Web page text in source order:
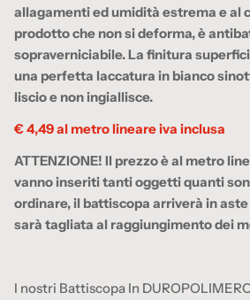
allagamenti ed umidità estrema e al
prodotto che non si deforma, è
sopraverniciabile. La finitura
una perfetta laccatura in bianco
liscio e non ingiallisce.
€ 4,49 al metro lineare iva inclusa
ATTENZIONE! Il prezzo è al metro
vanno inseriti tanti oggetti quanti
ordinare, il battiscopa arriverà in
sarà tagliata al raggiungimento dei
I nostri Battiscopa In